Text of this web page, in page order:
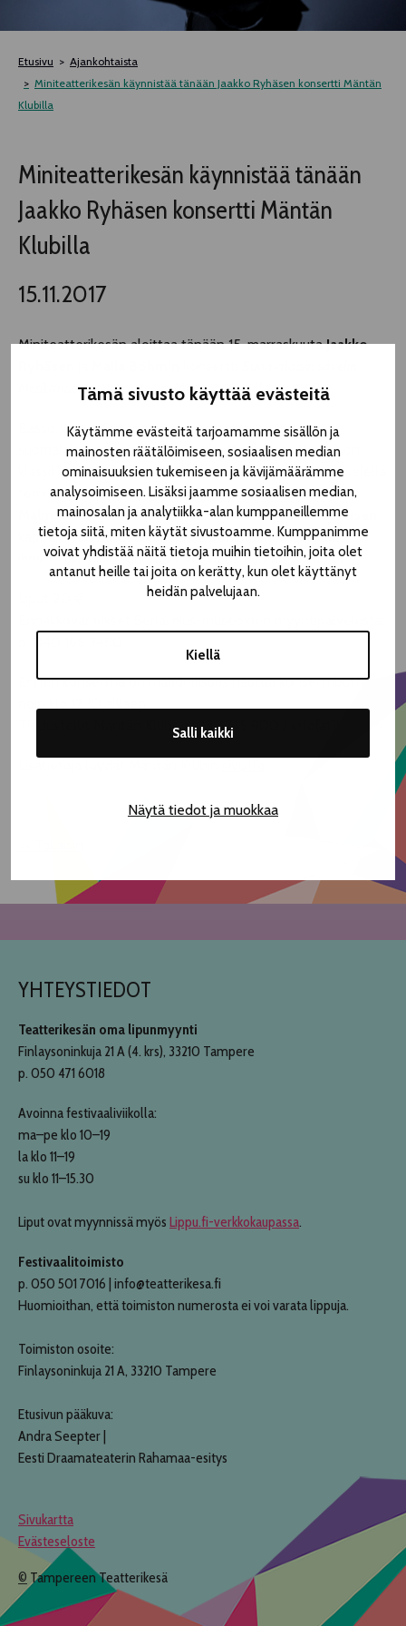
Tämä sivusto käyttää evästeitä
Käytämme evästeitä tarjoamamme sisällön ja
mainosten räätälöimiseen, sosiaalisen median
ominaisuuksien tukemiseen ja kävijämäärämme
analysoimiseen. Lisäksi jaamme sosiaalisen median,
mainosalan ja analytiikka-alan kumppaneillemme
tietoja siitä, miten käytät sivustoamme. Kumppanimme
voivat yhdistää näitä tietoja muihin tietoihin, joita olet
antanut heille tai joita on kerätty, kun olet käyttänyt
heidän palvelujaan.
Kiellä
Salli kaikki
Näytä tiedot ja muokkaa
TELTTALAB
OFF TAMPERE
MUU OHJELMISTO
Etusivu
Ajankohtaista
Miniteatterikesän käynnistää tänään Jaakko Ryhäsen konsertti Mäntän
Klubilla
Miniteatterikesän käynnistää tänään
Jaakko Ryhäsen konsertti Mäntän
Klubilla
15.11.2017
Miniteatterikesän aloittaa tänään 15. marraskuutaJaakko
Merikannosta MalmsténiinMäntän Klubilla klo 19.00.
Basso Jaakko Ryhänen vie konsertissa kuulijat
suomalaisuuden sielunmaisemiin. Merikannon Merellä
klassikko, joka vahvalla lyriikalla ja myrskyävällä sävelkielellä
tempaa mukaansa. Kevyempää tyyliä edustavat
Malmsténinikivihreät sekä muun muassaRauno Lehtisen
kappaleMuuttuvat laulut, jossa pohditaan "Muuttuuko
ihminen ja mihin suuntaan, Voi viedä huomispäivän tie".
Ennen konserttia on mahdollisuus nauttia konserttibuffet
Tiedustelut Mäntän Klubi: p. 03 4745 900 / info[at]klubin.fi
YHTEYSTIEDOT
Teatterikesän oma lipunmyynti
Finlaysoninkuja 21 A (4. krs), 33210 Tampere
p. 050 471 6018
Avoinna festivaaliviikolla:
ma–pe klo 10–19
la klo 11–19
su klo 11–15.30
Liput ovat myynnissä myös Lippu.fi-verkkokaupassa.
Festivaalitoimisto
p. 050 501 7016 | info@teatterikesa.fi
Huomioithan, että toimiston numerosta ei voi varata lippuja.
Toimiston osoite:
Finlaysoninkuja 21 A, 33210 Tampere
Etusivun pääkuva:
Andra Seepter |
Eesti Draamateaterin Rahamaa-esitys
Sivukartta
Evästeseloste
© Tampereen Teatterikesä